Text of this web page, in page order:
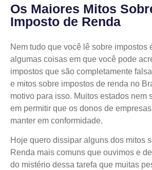
Os Maiores Mitos
Imposto de Renda
Nem tudo que você lê sobre impostos
algumas coisas em que você pode
impostos que são completamente
e mitos sobre impostos de renda no
motivo para isso. Muitos estados nem
em permitir que os donos de
manter em conformidade.
Hoje quero dissipar alguns dos mitos
Renda mais comuns que ouvimos e
do mistério dessa tarefa que muitas